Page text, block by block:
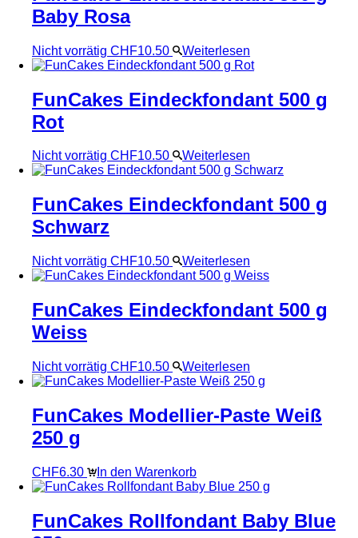
Baby Rosa
Nicht vorrätig CHF10.50 Weiterlesen
FunCakes Eindeckfondant 500 g
Rot
Nicht vorrätig CHF10.50 Weiterlesen
FunCakes Eindeckfondant 500 g
Schwarz
Nicht vorrätig CHF10.50 Weiterlesen
FunCakes Eindeckfondant 500 g
Weiss
Nicht vorrätig CHF10.50 Weiterlesen
FunCakes Modellier-Paste Weiß
250 g
CHF6.30 In den Warenkorb
FunCakes Rollfondant Baby Blue